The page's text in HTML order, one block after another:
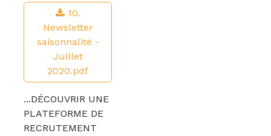
10.
Newsletter
saisonnalité -
Juillet
2020.pdf
...DÉCOUVRIR UNE
PLATEFORME DE
RECRUTEMENT